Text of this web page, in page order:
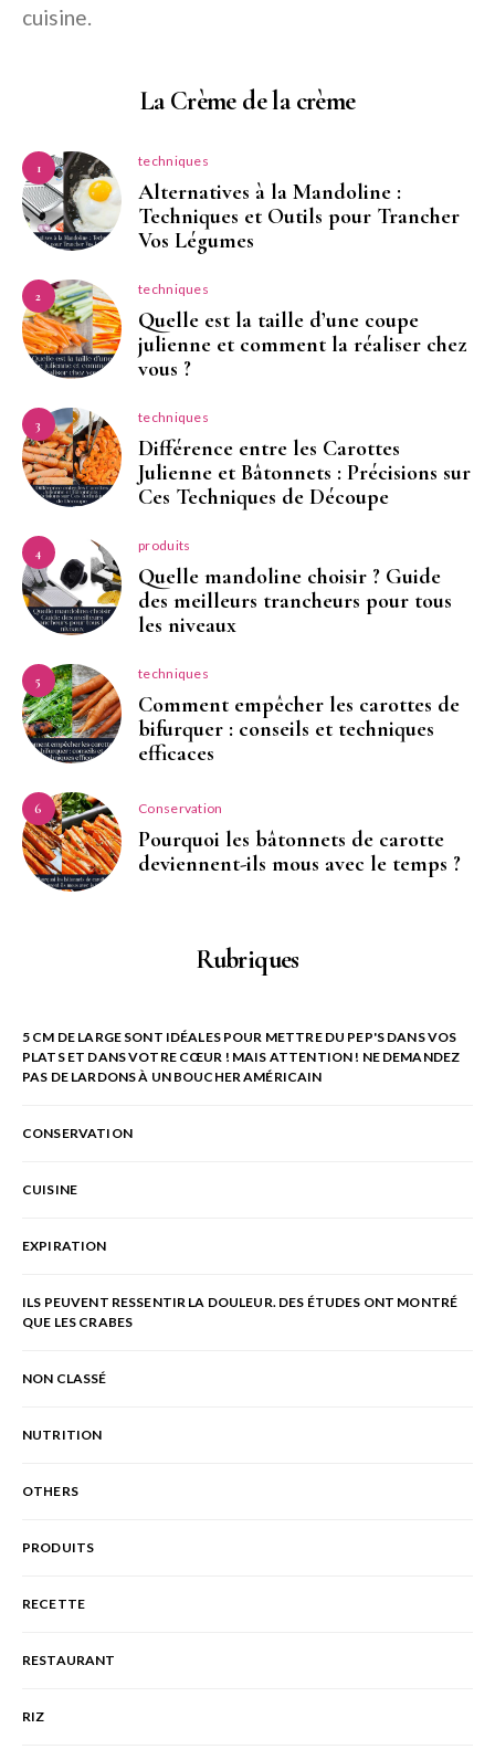
cuisine.
La Crème de la crème
1 techniques
Alternatives à la Mandoline :
Techniques et Outils pour Trancher
Vos Légumes
2 techniques
Quelle est la taille d’une coupe
julienne et comment la réaliser chez
vous ?
3 techniques
Différence entre les Carottes
Julienne et Bâtonnets : Précisions sur
Ces Techniques de Découpe
4 produits
Quelle mandoline choisir ? Guide
des meilleurs trancheurs pour tous
les niveaux
5 techniques
Comment empêcher les carottes de
bifurquer : conseils et techniques
efficaces
6 Conservation
Pourquoi les bâtonnets de carotte
deviennent-ils mous avec le temps ?
Rubriques
5 CM DE LARGE SONT IDÉALES POUR METTRE DU PEP'S DANS VOS
PLATS ET DANS VOTRE CŒUR ! MAIS ATTENTION ! NE DEMANDEZ
PAS DE LARDONS À UN BOUCHER AMÉRICAIN
CONSERVATION
CUISINE
EXPIRATION
ILS PEUVENT RESSENTIR LA DOULEUR. DES ÉTUDES ONT MONTRÉ
QUE LES CRABES
NON CLASSÉ
NUTRITION
OTHERS
PRODUITS
RECETTE
RESTAURANT
RIZ